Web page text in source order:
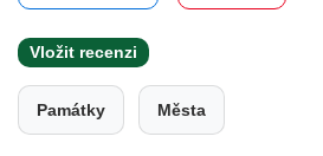
Vložit recenzi
Památky Města